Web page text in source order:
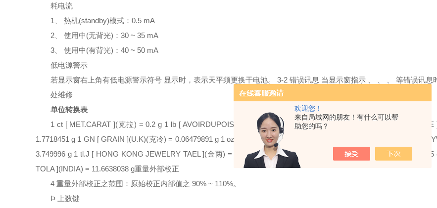
欢迎您！
来自局域网的朋友！有什么可以帮
助您的吗？
耗电流
1、 热机(standby)模式：0.5 mA
2、 使用中(无背光)：30 ~ 35 mA
3、 使用中(有背光)：40 ~ 50 mA
低电源警示
若显示窗右上角有低电源警示符号 显示时，表示天平须更换干电池。 3-2 错误讯息 当显示窗指示 、 、 、 等错误讯
处维修
单位转换表
1 ct [ MET.CARAT](克拉) = 0.2 g 1 lb [ AVOIRDUPOIS POUND ]( 磅) = 453.59237 g 1 oz AVOIRDUPOIS OUNCE
1.7718451 g 1 GN [GRAIN](U.K)(克冷) = 0.06479891 g 1 ozt TROY OUNCE
3.749996 g 1 tl.J [ HONG KONG JEWELRY TAEL](金两) = 37.4290018 g 1 tl.T (TWN)(台两 越南两) = 37.49995
TOLA](INDIA) = 11.6638038 g重量外部校正
4 重量外部校正之范围：原始校正内部值之 90% ~ 110%。
Þ 上数键